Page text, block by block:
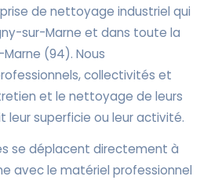
de nettoyage industriel qui
sur-Marne et dans toute la
(94). Nous
collectivités et
et le nettoyage de leurs
leur superficie ou leur activité.
se déplacent directement à
avec le matériel professionnel